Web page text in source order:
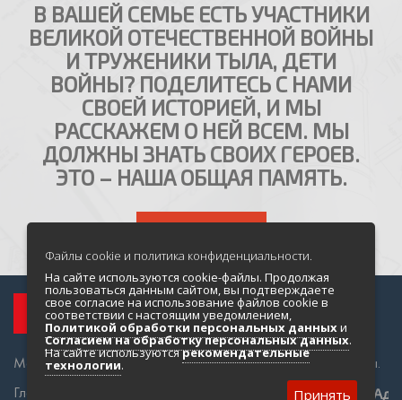
В ВАШЕЙ СЕМЬЕ ЕСТЬ УЧАСТНИКИ
ВЕЛИКОЙ ОТЕЧЕСТВЕННОЙ ВОЙНЫ
И ТРУЖЕНИКИ ТЫЛА, ДЕТИ
ВОЙНЫ? ПОДЕЛИТЕСЬ С НАМИ
СВОЕЙ ИСТОРИЕЙ, И МЫ
РАССКАЖЕМ О НЕЙ ВСЕМ. МЫ
ДОЛЖНЫ ЗНАТЬ СВОИХ ГЕРОЕВ.
ЭТО – НАША ОБЩАЯ ПАМЯТЬ.
Магадан и Колыма во время Великой Отечественной войны.
Главная
Файлы cookie и политика конфиденциальности.
На сайте используются cookie-файлы. Продолжая
пользоваться данным сайтом, вы подтверждаете
свое согласие на использование файлов cookie в
соответствии с настоящим уведомлением,
Политикой обработки персональных данныхи
Согласием на обработку персональных данных.
На сайте используютсярекомендательные
технологии.
Принять